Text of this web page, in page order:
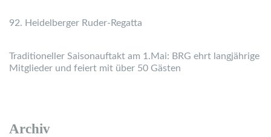
92. Heidelberger Ruder-Regatta
Traditioneller Saisonauftakt am 1.Mai: BRG ehrt langjährige
Mitglieder und feiert mit über 50 Gästen
Archiv